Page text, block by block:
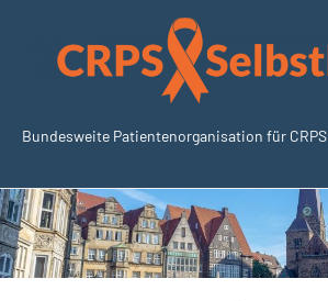
springen
SudeckSelbsthilfe.org
Bundesweite Patientenorganisation für CRPS